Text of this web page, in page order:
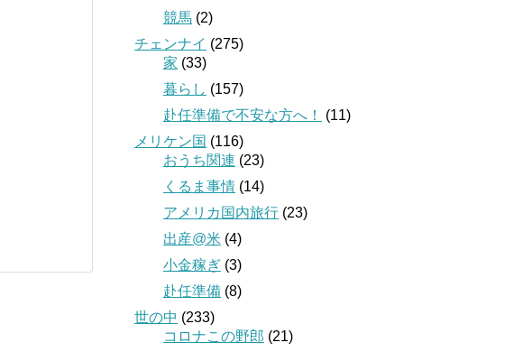
競馬 (2)
チェンナイ (275)
家 (33)
暮らし (157)
赴任準備で不安な方へ！
(11)
メリケン国 (116)
おうち関連 (23)
くるま事情 (14)
アメリカ国内旅行 (23)
出産@米 (4)
小金稼ぎ (3)
赴任準備 (8)
世の中 (233)
コロナこの野郎 (21)